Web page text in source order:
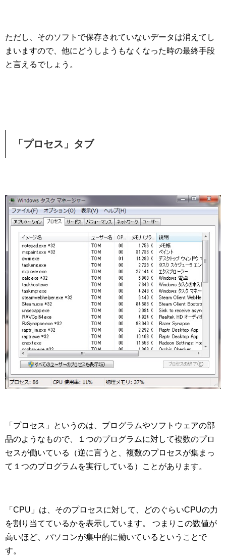
ただし、そのソフトで保存されていないデータは消えてし
まいますので、他にどうしようもなくなった時の最終手段
と言えるでしょう。
「プロセス」タブ
「プロセス」というのは、プログラムやソフトウェアの部
品のようなもので、１つのプログラムに対して複数のプロ
セスが働いている（逆に言うと、複数のプロセスが集まっ
て１つのプログラムを実行している）ことがあります。
「CPU」は、そのプロセスに対して、どのぐらいCPUの力
を割り当てているかを表示しています。 つまりこの数値が
高いほど、パソコンが集中的に働いているということで
す。